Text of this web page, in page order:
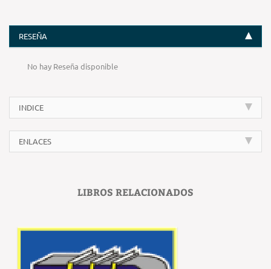
RESEÑA
No hay Reseña disponible
INDICE
ENLACES
LIBROS RELACIONADOS